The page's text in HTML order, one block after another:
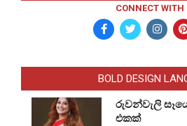
CONNECT WITH
BOLD DESIGN
රුවන්වැලි
එකක්